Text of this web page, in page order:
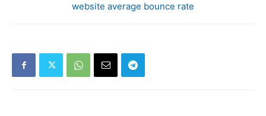
website average bounce rate